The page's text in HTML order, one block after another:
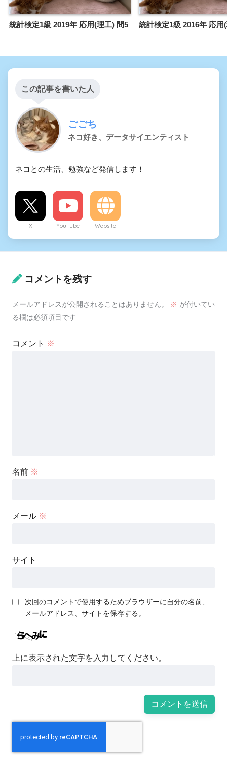
統計検定1級 2019年 応用(理工) 問5 統計検定1級 2016年 応用
この記事を書いた人
ごごち
ネコ好き、データサイエンティスト
ネコとの生活、勉強など発信します！
X YouTube Website
コメントを残す
メールアドレスが公開されることはありません。 ※ が付いてい
る欄は必須項目です
コメント ※
名前 ※
メール ※
サイト
次回のコメントで使用するためブラウザーに自分の名前、
メールアドレス、サイトを保存する。
上に表示された文字を入力してください。